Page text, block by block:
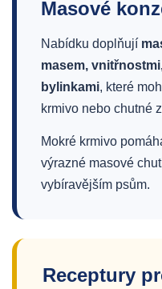
Masové
Nabídku doplňují
masem,
bylinkami, které
krmivo nebo chutné
Mokré krmivo
výrazné masové
vybíravějším psům.
Receptury